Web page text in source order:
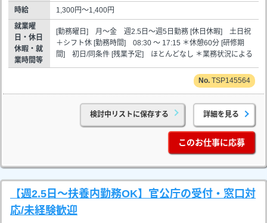
時給
1,300円～1,400円
就業曜
日・休日
休暇・就
業時間等
[勤務曜日] 月～金 週2.5日～週5日勤務 [休日休暇] 土日祝
＋シフト休 [勤務時間] 08:30 ～ 17:15 ＊休憩60分 [研修期
間] 初日/同条件 [残業予定] ほとんどなし ＊業務状況による
TSP145564
検討中リストに保存する 詳細を見る
このお仕事に応募
【週2.5日～扶養内勤務OK】官公庁の受付・窓口対
応/未経験歓迎